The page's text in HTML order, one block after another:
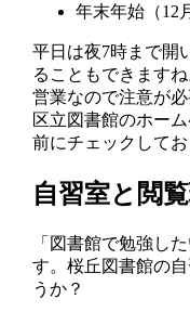
年末年始（12
平日は夜7時まで開
ることもできます
営業なので注意が
区立図書館のホー
前にチェックしてお
自習室と閲
「図書館で勉強し
す。桜丘図書館の
うか？